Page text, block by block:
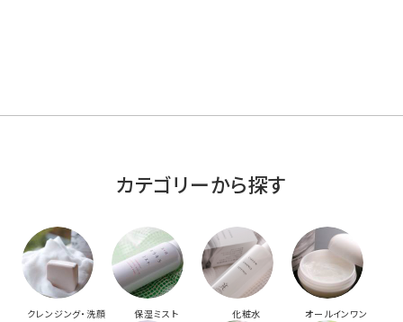
カテゴリーから探す
クレンジング・洗顔 保湿ミスト 化粧水 オールインワン